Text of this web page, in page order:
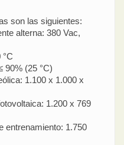
son las siguientes:
alterna: 380 Vac,
°C
90% (25 °C)
1.100 x 1.000 x
1.200 x 769
entrenamiento: 1.750